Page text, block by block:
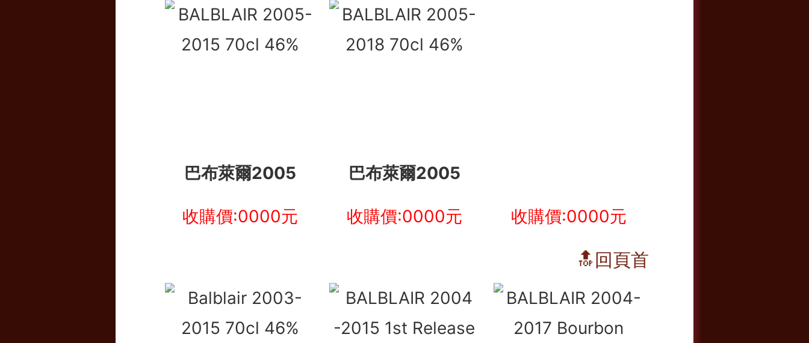
巴布萊爾2005 巴布萊爾2005
收購價:0000元 收購價:0000元 收購價:0000元
🔝回頁首